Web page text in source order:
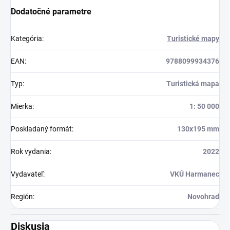
Dodatočné parametre
Kategória: Turistické mapy
EAN: 9788099934376
Typ: Turistická mapa
Mierka: 1: 50 000
Poskladaný formát: 130x195 mm
Rok vydania: 2022
Vydavateľ: VKÚ Harmanec
Región: Novohrad
Diskusia